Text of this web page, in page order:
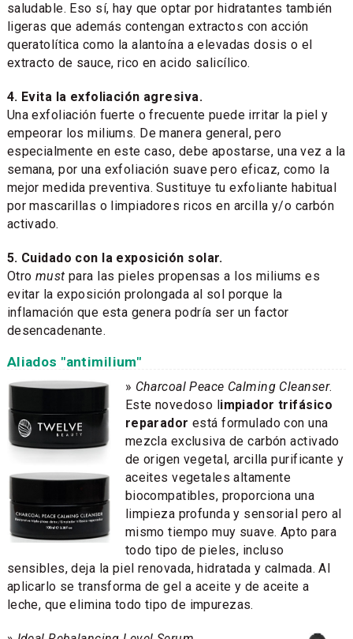
saludable. Eso sí, hay que optar por hidratantes también
ligeras que además contengan extractos con acción
queratolítica como la alantoína a elevadas dosis o el
extracto de sauce, rico en acido salicílico.
4. Evita la exfoliación agresiva.
Una exfoliación fuerte o frecuente puede irritar la piel y
empeorar los miliums. De manera general, pero
especialmente en este caso, debe apostarse, una vez a la
semana, por una exfoliación suave pero eficaz, como la
mejor medida preventiva. Sustituye tu exfoliante habitual
por mascarillas o limpiadores ricos en arcilla y/o carbón
activado.
5. Cuidado con la exposición solar.
Otro must para las pieles propensas a los miliums es
evitar la exposición prolongada al sol porque la
inflamación que esta genera podría ser un factor
desencadenante.
Aliados "antimilium"
» Charcoal Peace Calming Cleanser.
Este novedoso l impiador trifásico
reparador está formulado con una
mezcla exclusiva de carbón activado
de origen vegetal, arcilla purificante y
aceites vegetales altamente
biocompatibles, proporciona una
limpieza profunda y sensorial pero al
mismo tiempo muy suave. Apto para
todo tipo de pieles, incluso
sensibles, deja la piel renovada, hidratada y calmada. Al
aplicarlo se transforma de gel a aceite y de aceite a
leche, que elimina todo tipo de impurezas.